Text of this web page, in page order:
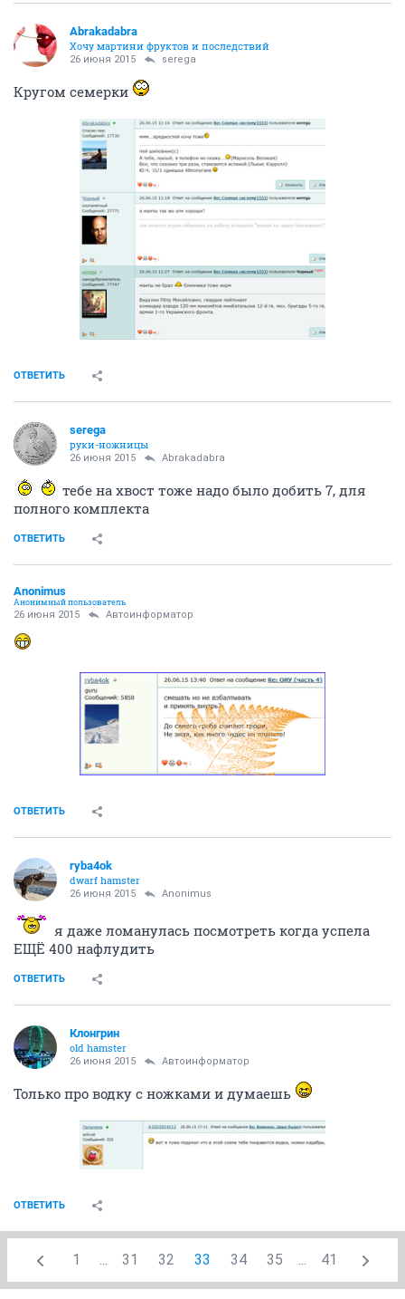
Abrakadabra
Хочу мартини фруктов и последствий
26 июня 2015 serega
Кругом семерки
ОТВЕТИТЬ
serega
руки-ножницы
26 июня 2015 Abrakadabra
тебе на хвост тоже надо было добить 7, для
полного комплекта
ОТВЕТИТЬ
Anоnimus
Анонимный пользователь
26 июня 2015 Автоинформатор
ОТВЕТИТЬ
ryba4ok
dwarf hamster
26 июня 2015 Anоnimus
я даже ломанулась посмотреть когда успела
ЕЩЁ 400 нафлудить
ОТВЕТИТЬ
Клонгрин
old hamster
26 июня 2015 Автоинформатор
Только про водку с ножками и думаешь
ОТВЕТИТЬ
1 ... 31 32 33 34 35 ... 41